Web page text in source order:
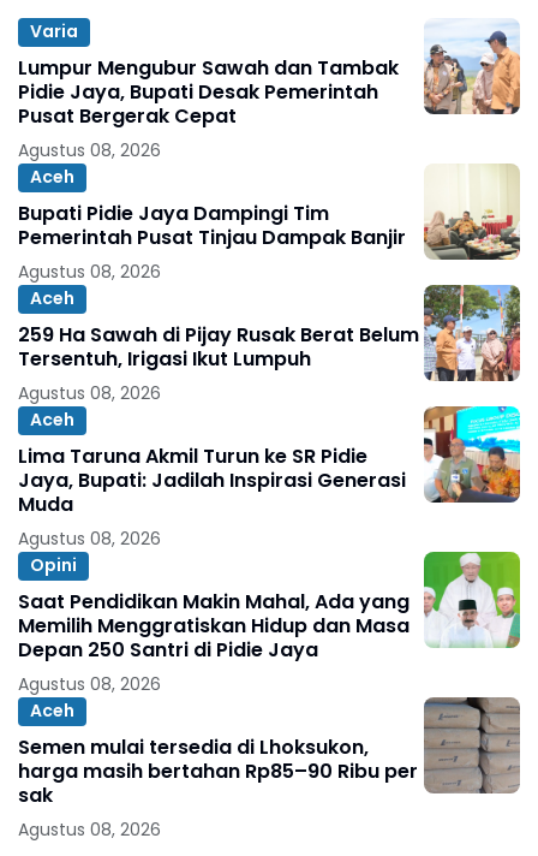
Varia
Lumpur Mengubur Sawah dan Tambak
Pidie Jaya, Bupati Desak Pemerintah
Pusat Bergerak Cepat
Agustus 08, 2026
Aceh
Bupati Pidie Jaya Dampingi Tim
Pemerintah Pusat Tinjau Dampak Banjir
Agustus 08, 2026
Aceh
259 Ha Sawah di Pijay Rusak Berat Belum
Tersentuh, Irigasi Ikut Lumpuh
Agustus 08, 2026
Aceh
Lima Taruna Akmil Turun ke SR Pidie
Jaya, Bupati: Jadilah Inspirasi Generasi
Muda
Agustus 08, 2026
Opini
Saat Pendidikan Makin Mahal, Ada yang
Memilih Menggratiskan Hidup dan Masa
Depan 250 Santri di Pidie Jaya
Agustus 08, 2026
Aceh
Semen mulai tersedia di Lhoksukon,
harga masih bertahan Rp85–90 Ribu per
sak
Agustus 08, 2026